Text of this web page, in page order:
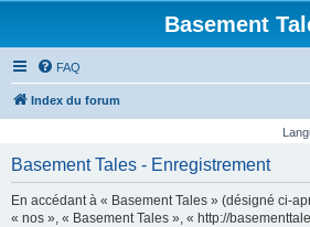
Basement
FAQ
Index du forum
Basement Tales - Enregistrement
En accédant à « Basement Tales » (désigné ci-
« nos », « Basement Tales », « http://